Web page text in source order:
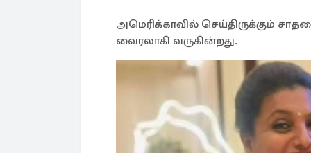
அமெரிக்காவில் செய்திருக்கும்
வைரலாகி வருகின்றது.